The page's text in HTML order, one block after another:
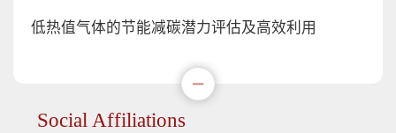
低热值气体的节能减碳潜力评估及高效利用
Social Affiliations